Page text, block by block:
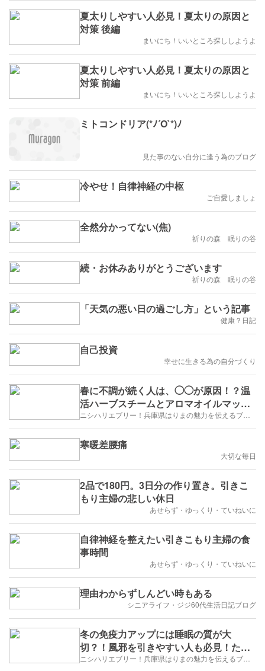
夏太りしやすい人必見！夏太りの原因と
対策 後編
まいにち！いいところ探ししようよ
夏太りしやすい人必見！夏太りの原因と
対策 前編
まいにち！いいところ探ししようよ
ミトコンドリア(*ﾉ´O`*)ﾉ
見た事のない自分に逢う為のブログ
冷やせ！自律神経の中枢
ご自愛しましょ
全然分かってない(焦)
祈りの森 眠りの谷
続・お休みありがとうございます
祈りの森 眠りの谷
「天気の悪い日の過ごし方」という記事
健康？日記
自己投資
幸せに生きる為の自分づくり
春に不調が続く人は、◯◯が原因！？温
活ハーブスチームとアロマオイルマッサ
ージ【たつの市】
ニシハリエブリー！兵庫県はりまの魅力を伝えるブログ【西播磨】
寒暖差腰痛
大切な毎日
2品で180円。3日分の作り置き。引きこ
もり主婦の悲しい休日
あせらず・ゆっくり・ていねいに
自律神経を整えたい引きこもり主婦の食
事時間
あせらず・ゆっくり・ていねいに
理由わからずしんどい時もある
シニアライフ・ジジ60代生活日記ブログ
冬の免疫力アップには睡眠の質が大
切？！風邪を引きやすい人も必見！たつ
の市ドライヘッドスパ専門店Brain
ニシハリエブリー！兵庫県はりまの魅力を伝えるブログ【西播磨】